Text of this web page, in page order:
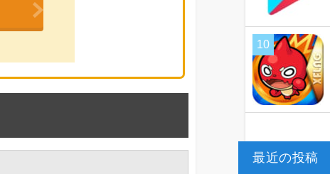
最近の投稿